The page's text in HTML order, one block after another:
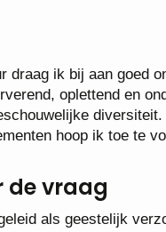
draag ik bij aan goed
oplettend en
hoop ik toe te
de vraag
als geestelijk